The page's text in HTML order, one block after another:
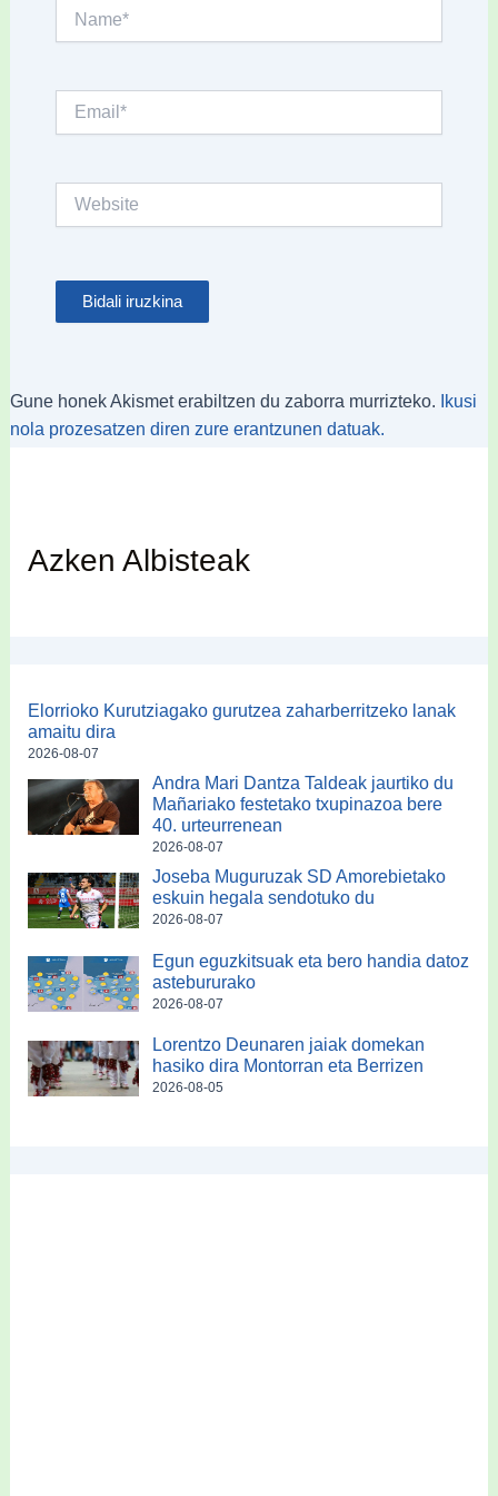
Gune honek Akismet erabiltzen du zaborra murrizteko.
Ikusi
nola prozesatzen diren zure erantzunen datuak.
Azken Albisteak
Elorrioko Kurutziagako gurutzea zaharberritzeko lanak
amaitu dira
2026-08-07
Andra Mari Dantza Taldeak jaurtiko du
Mañariako festetako txupinazoa bere
40. urteurrenean
2026-08-07
Joseba Muguruzak SD Amorebietako
eskuin hegala sendotuko du
2026-08-07
Egun eguzkitsuak eta bero handia datoz
astebururako
2026-08-07
Lorentzo Deunaren jaiak domekan
hasiko dira Montorran eta Berrizen
2026-08-05